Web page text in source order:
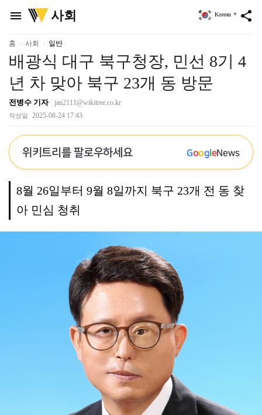
menu
위
키
리
사회 share
Korean ▼
홈 사회 일반
배광식 대구 북구청장, 민선 8기 4
년 차 맞아 북구 23개 동 방문
전병수 기자 jan2111@wikitree.co.kr
작성일 2025-08-24 17:43
위키트리를 팔로우하세요 GoogleNews
8월 26일부터 9월 8일까지 북구 23개 전 동 찾
아 민심 청취